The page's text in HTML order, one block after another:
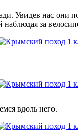
Увидев нас они
за
вдоль него.